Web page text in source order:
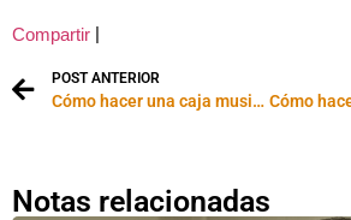
Compartir
POST ANTERIOR
Cómo hacer una caja musical con alhajero
Notas relacionadas